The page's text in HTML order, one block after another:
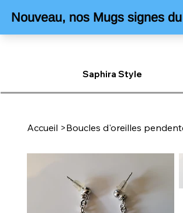
Saphira Style
Accueil >Boucles d'oreilles